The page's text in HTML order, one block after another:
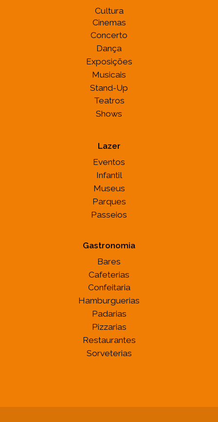
Cultura
Cinemas
Concerto
Dança
Exposições
Musicais
Stand-Up
Teatros
Shows
Lazer
Eventos
Infantil
Museus
Parques
Passeios
Gastronomia
Bares
Cafeterias
Confeitaria
Hamburguerias
Padarias
Pizzarias
Restaurantes
Sorveterias